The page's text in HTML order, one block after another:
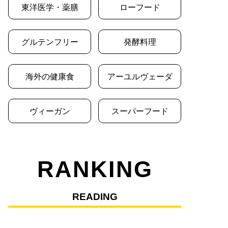
東洋医学・薬膳 ローフード
グルテンフリー 発酵料理
海外の健康食 アーユルヴェーダ
ヴィーガン スーパーフード
RANKING
READING